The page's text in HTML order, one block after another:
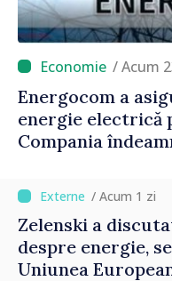
/ Acum
Energocom a
energie electrică
Compania
/ Acum 1 zi
Zelenski a
despre energie,
Uniunea